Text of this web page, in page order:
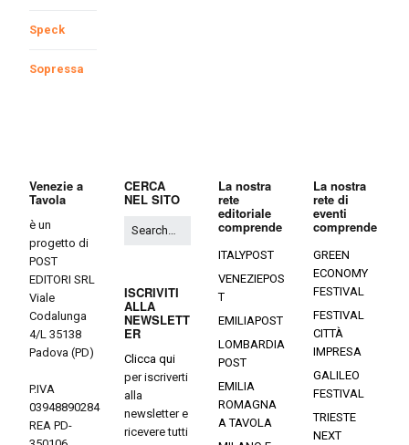
Speck
Sopressa
Venezie a
Tavola
è un
progetto di
POST
EDITORI SRL
Viale
Codalunga
4/L 35138
Padova (PD)
P.IVA
03948890284
REA PD-
CERCA
NEL SITO
ISCRIVITI
ALLA
NEWSLETT
ER
Clicca qui
per iscriverti
alla
newsletter e
ricevere tutti
La nostra
rete
editoriale
comprende
ITALYPOST
VENEZIEPOS
T
EMILIAPOST
LOMBARDIA
POST
EMILIA
ROMAGNA
A TAVOLA
La nostra
rete di
eventi
comprende
GREEN
ECONOMY
FESTIVAL
FESTIVAL
CITTÀ
IMPRESA
GALILEO
FESTIVAL
TRIESTE
NEXT